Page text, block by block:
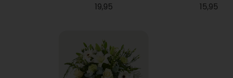
19,95 15,95